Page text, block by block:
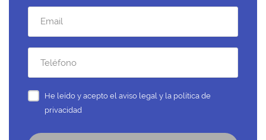
He leído y acepto el aviso legal y la política de
privacidad